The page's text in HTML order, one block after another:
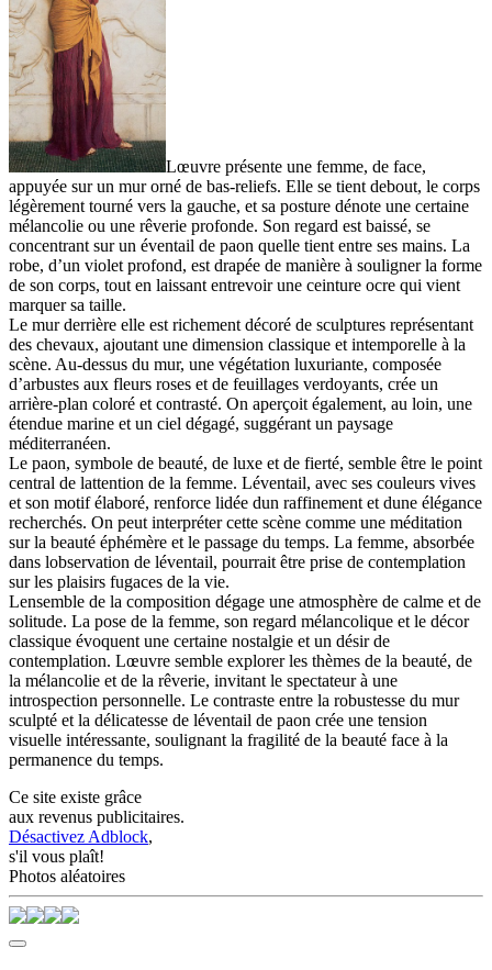
Lœuvre présente une femme, de face,
appuyée sur un mur orné de bas-reliefs. Elle se tient debout, le corps
légèrement tourné vers la gauche, et sa posture dénote une certaine
mélancolie ou une rêverie profonde. Son regard est baissé, se
concentrant sur un éventail de paon quelle tient entre ses mains. La
robe, d’un violet profond, est drapée de manière à souligner la forme
de son corps, tout en laissant entrevoir une ceinture ocre qui vient
marquer sa taille.
Le mur derrière elle est richement décoré de sculptures représentant
des chevaux, ajoutant une dimension classique et intemporelle à la
scène. Au-dessus du mur, une végétation luxuriante, composée
d’arbustes aux fleurs roses et de feuillages verdoyants, crée un
arrière-plan coloré et contrasté. On aperçoit également, au loin, une
étendue marine et un ciel dégagé, suggérant un paysage
méditerranéen.
Le paon, symbole de beauté, de luxe et de fierté, semble être le point
central de lattention de la femme. Léventail, avec ses couleurs vives
et son motif élaboré, renforce lidée dun raffinement et dune élégance
recherchés. On peut interpréter cette scène comme une méditation
sur la beauté éphémère et le passage du temps. La femme, absorbée
dans lobservation de léventail, pourrait être prise de contemplation
sur les plaisirs fugaces de la vie.
Lensemble de la composition dégage une atmosphère de calme et de
solitude. La pose de la femme, son regard mélancolique et le décor
classique évoquent une certaine nostalgie et un désir de
contemplation. Lœuvre semble explorer les thèmes de la beauté, de
la mélancolie et de la rêverie, invitant le spectateur à une
introspection personnelle. Le contraste entre la robustesse du mur
sculpté et la délicatesse de léventail de paon crée une tension
visuelle intéressante, soulignant la fragilité de la beauté face à la
permanence du temps.
Ce site existe grâce
aux revenus publicitaires.
Désactivez Adblock,
s'il vous plaît!
Photos aléatoires